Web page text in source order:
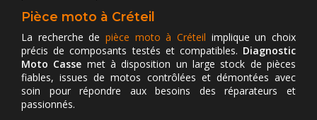
Pièce moto à Créteil
La recherche de pièce moto à Créteil implique un choix
précis de composants testés et compatibles. Diagnostic
Moto Casse met à disposition un large stock de pièces
fiables, issues de motos contrôlées et démontées avec
soin pour répondre aux besoins des réparateurs et
passionnés.